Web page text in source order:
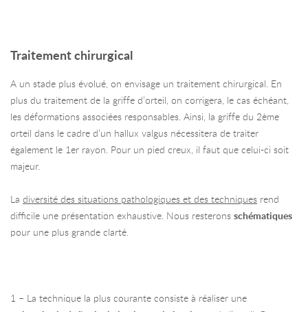
Traitement chirurgical
A un stade plus évolué, on envisage un traitement chirurgical. En
plus du traitement de la griffe d’orteil, on corrigera, le cas échéant,
les déformations associées responsables. Ainsi, la griffe du 2ème
orteil dans le cadre d’un hallux valgus nécessitera de traiter
également le 1er rayon. Pour un pied creux, il faut que celui-ci soit
majeur.
La diversité des situations pathologiques et des techniques rend
difficile une présentation exhaustive. Nous resterons schématiques
pour une plus grande clarté.
1 – La technique la plus courante consiste à réaliser une